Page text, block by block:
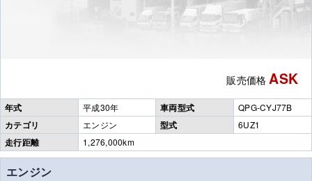
販売価格 ASK
年式 平成30年 車両型式 QPG-CYJ77B
カテゴリ エンジン 型式 6UZ1
走行距離 1,276,000km
エンジン